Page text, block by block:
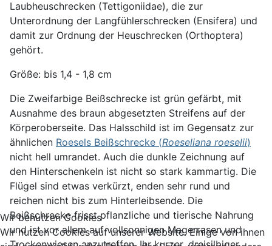
Laubheuschrecken (Tettigoniidae), die zur
Unterordnung der Langfühlerschrecken (Ensifera) und
damit zur Ordnung der Heuschrecken (Orthoptera)
gehört.
Größe: bis 1,4 - 1,8 cm
Die Zweifarbige Beißschrecke ist grün gefärbt, mit
Ausnahme des braun abgesetzten Streifens auf der
Körperoberseite. Das Halsschild ist im Gegensatz zur
ähnlichen Roesels Beißschrecke (Roeseliana roeselii)
nicht hell umrandet. Auch die dunkle Zeichnung auf
den Hinterschenkeln ist nicht so stark kammartig. Die
Flügel sind etwas verkürzt, enden sehr rund und
reichen nicht bis zum Hinterleibsende. Die
Beißschrecke frisst pflanzliche und tierische Nahrung
und ist vor allem auf vollsonnigen Magerrasen und
Wir benutzen Cookies
Wir nutzen Cookies auf unserer Website. Einige von ihnen